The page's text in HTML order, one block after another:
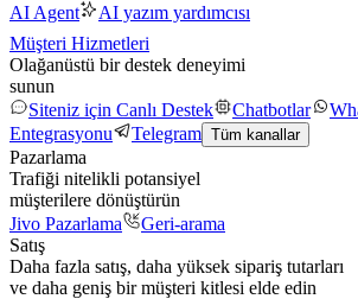
AI Agent
AI yazım yardımcısı
Müşteri Hizmetleri
Olağanüstü bir destek deneyimi
sunun
Siteniz için Canlı Destek
Chatbotlar
Entegrasyonu
Telegram Tüm kanallar
Pazarlama
Trafiği nitelikli potansiyel
müşterilere dönüştürün
Jivo Pazarlama
Geri-arama
Satış
Daha fazla satış, daha yüksek sipariş tutarları
ve daha geniş bir müşteri kitlesi elde edin